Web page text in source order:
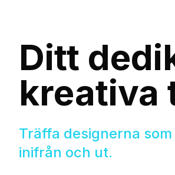
Ditt
kreativa
Träffa designerna
inifrån och ut.